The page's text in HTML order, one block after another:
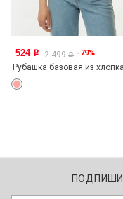
524 o 2 499o -79%
Рубашка базовая из хлопка